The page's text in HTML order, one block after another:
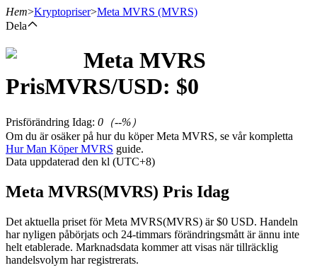
Futures med USDT som säkerhet
Hem>Kryptopriser>Meta MVRS (MVRS)
Dela
Meta MVRS
PrisMVRS/USD: $0
Prisförändring Idag: 0 （--%）
Om du är osäker på hur du köper Meta MVRS, se vår kompletta
Hur Man Köper MVRS guide.
Data uppdaterad den kl (UTC+8)
Meta MVRS(MVRS) Pris Idag
Det aktuella priset för Meta MVRS(MVRS) är $0 USD. Handeln
har nyligen påbörjats och 24-timmars förändringsmått är ännu inte
helt etablerade. Marknadsdata kommer att visas när tillräcklig
handelsvolym har registrerats.